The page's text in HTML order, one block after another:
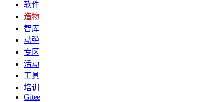
软件
造物
智库
动弹
专区
活动
工具
培训
Gitee